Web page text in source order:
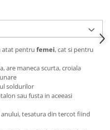
atat pentru femei, cat si pentru
are maneca scurta, croiala
soldurilor
sau fusta in aceeasi
tesatura din tercot fiind